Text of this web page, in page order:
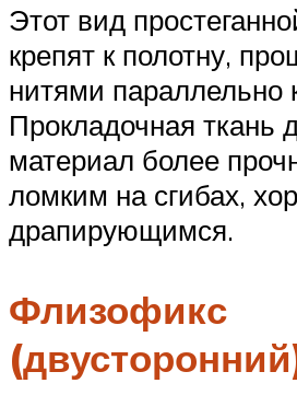
Этот вид
крепят к полотну,
нитями параллельно
Прокладочная ткань
материал более
ломким на сгибах,
драпирующимся.
Флизофикс